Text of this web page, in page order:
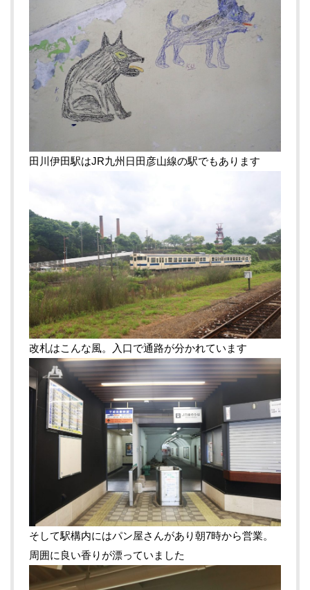
田川伊田駅はJR九州日田彦山線の駅でもあります
改札はこんな風。入口で通路が分かれています
そして駅構内にはパン屋さんがあり朝7時から営業。
周囲に良い香りが漂っていました